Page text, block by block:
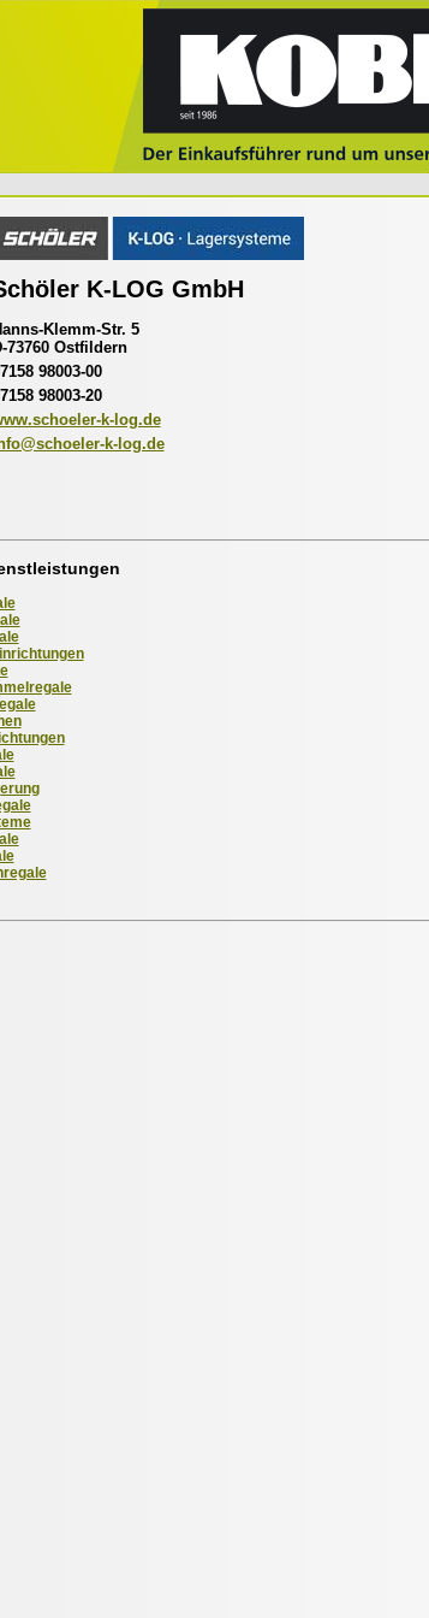
K-LOG GmbH
Klemm-Str. 5
73760 Ostfildern
98003-00
98003-20
k-log.de
k-log.de